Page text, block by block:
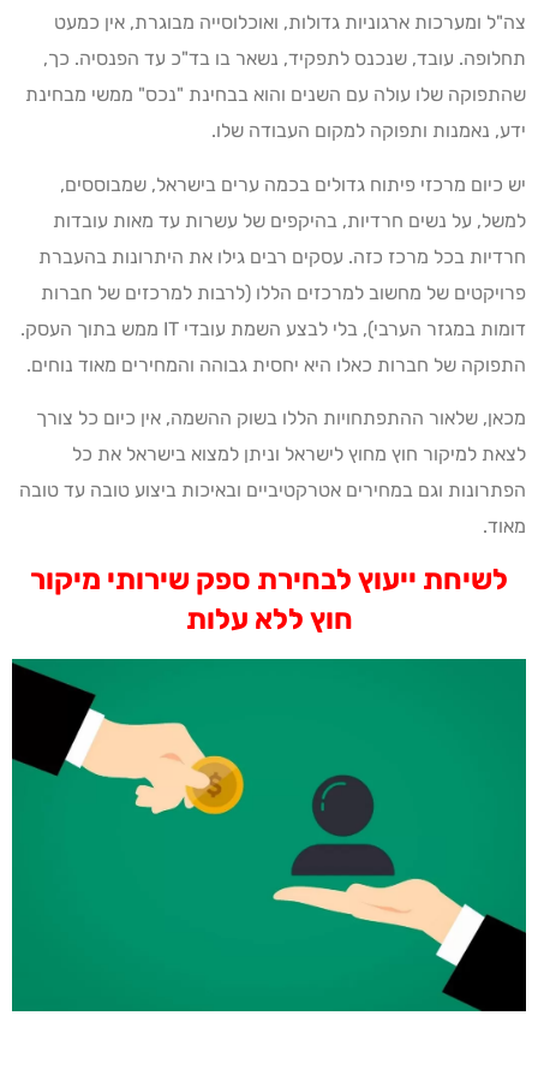
צה"ל ומערכות ארגוניות גדולות, ואוכלוסייה מבוגרת, אין כמעט
תחלופה. עובד, שנכנס לתפקיד, נשאר בו בד"כ עד הפנסיה. כך,
שהתפוקה שלו עולה עם השנים והוא בבחינת "נכס" ממשי מבחינת
ידע, נאמנות ותפוקה למקום העבודה שלו.
יש כיום מרכזי פיתוח גדולים בכמה ערים בישראל, שמבוססים,
למשל, על נשים חרדיות, בהיקפים של עשרות עד מאות עובדות
חרדיות בכל מרכז כזה. עסקים רבים גילו את היתרונות בהעברת
פרויקטים של מחשוב למרכזים הללו (לרבות למרכזים של חברות
דומות במגזר הערבי), בלי לבצע השמת עובדי IT ממש בתוך העסק.
התפוקה של חברות כאלו היא יחסית גבוהה והמחירים מאוד נוחים.
מכאן, שלאור ההתפתחויות הללו בשוק ההשמה, אין כיום כל צורך
לצאת למיקור חוץ מחוץ לישראל וניתן למצוא בישראל את כל
הפתרונות וגם במחירים אטרקטיביים ובאיכות ביצוע טובה עד טובה
מאוד.
לשיחת ייעוץ לבחירת ספק שירותי מיקור
חוץ ללא עלות